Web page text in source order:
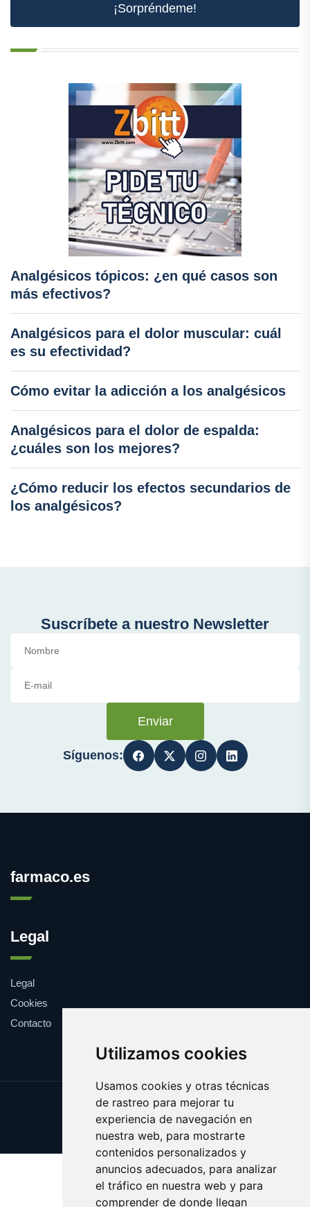
Utilizamos cookies
Usamos cookies y otras técnicas
de rastreo para mejorar tu
experiencia de navegación en
nuestra web, para mostrarte
contenidos personalizados y
anuncios adecuados, para analizar
el tráfico en nuestra web y para
comprender de donde llegan
¡Sorpréndeme!
Analgésicos tópicos: ¿en qué casos son
más efectivos?
Analgésicos para el dolor muscular: cuál
es su efectividad?
Cómo evitar la adicción a los analgésicos
Analgésicos para el dolor de espalda:
¿cuáles son los mejores?
¿Cómo reducir los efectos secundarios de
los analgésicos?
Suscríbete a nuestro Newsletter
Enviar
Síguenos:
farmaco.es
Legal
Legal
Cookies
Contacto
Update cookies preferences
Copyright © 2025 farmaco.es